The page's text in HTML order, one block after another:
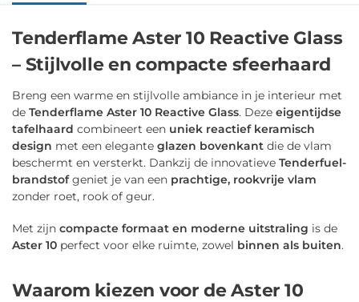
Tenderflame Aster 10 Reactive Glass
– Stijlvolle en compacte sfeerhaard
Breng een warme en stijlvolle ambiance in je interieur met
de Tenderflame Aster 10 Reactive Glass. Deze eigentijdse
tafelhaard combineert een uniek reactief keramisch
design met een elegante glazen bovenkant die de vlam
beschermt en versterkt. Dankzij de innovatieve Tenderfuel-
brandstofgeniet je van een prachtige, rookvrije vlam
zonder roet, rook of geur.
Met zijn compacte formaat en moderne uitstraling is de
Aster 10 perfect voor elke ruimte, zowel binnen als buiten.
Waarom kiezen voor de Aster 10